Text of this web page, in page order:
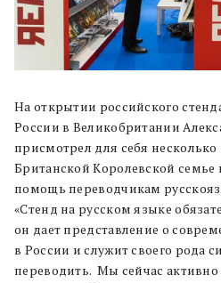
На открытии российского
России в Великобритании
присмотрел для себя несколько
Британской Королевской семье
помощь переводчикам
«Стенд на русском языке
он дает представление о
в России и служит своего рода
переводить. Мы сейчас